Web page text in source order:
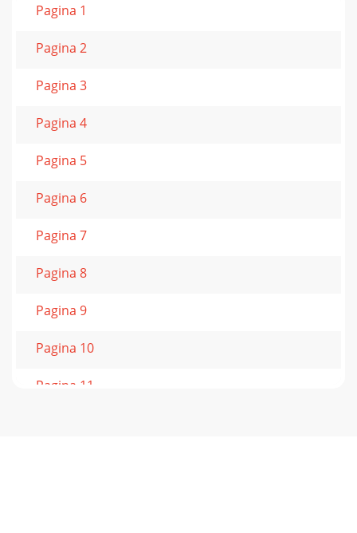
Pagina 1
Pagina 2
Pagina 3
Pagina 4
Pagina 5
Pagina 6
Pagina 7
Pagina 8
Pagina 9
Pagina 10
Pagina 11